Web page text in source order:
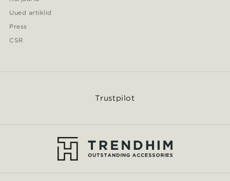
Uued artiklid
Press
CSR
Trustpilot